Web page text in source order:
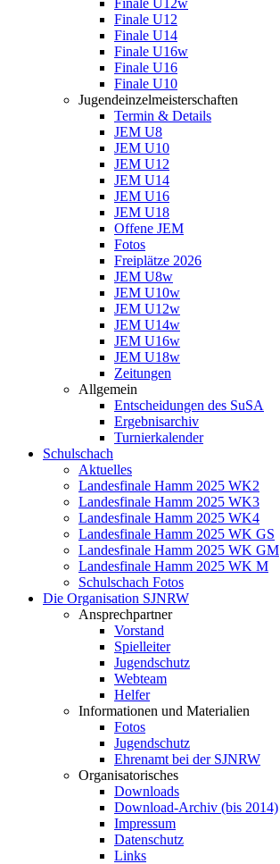
Finale U12w
Finale U12
Finale U14
Finale U16w
Finale U16
Finale U10
Jugendeinzelmeisterschaften
Termin & Details
JEM U8
JEM U10
JEM U12
JEM U14
JEM U16
JEM U18
Offene JEM
Fotos
Freiplätze 2026
JEM U8w
JEM U10w
JEM U12w
JEM U14w
JEM U16w
JEM U18w
Zeitungen
Allgemein
Entscheidungen des SuSA
Ergebnisarchiv
Turnierkalender
Schulschach
Aktuelles
Landesfinale Hamm 2025 WK2
Landesfinale Hamm 2025 WK3
Landesfinale Hamm 2025 WK4
Landesfinale Hamm 2025 WK GS
Landesfinale Hamm 2025 WK GM
Landesfinale Hamm 2025 WK M
Schulschach Fotos
Die Organisation SJNRW
Ansprechpartner
Vorstand
Spielleiter
Jugendschutz
Webteam
Helfer
Informationen und Materialien
Fotos
Jugendschutz
Ehrenamt bei der SJNRW
Organisatorisches
Downloads
Download-Archiv (bis 2014)
Impressum
Datenschutz
Links